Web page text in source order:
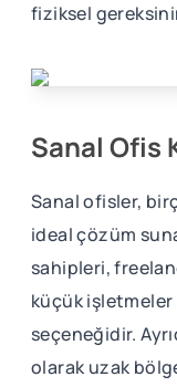
fiziksel
Sanal Ofis
Sanal ofisler,
ideal çözüm
sahipleri,
küçük
seçeneğidir.
olarak uzak